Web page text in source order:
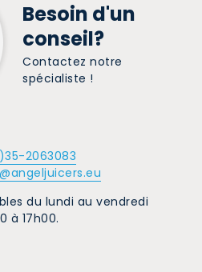
Besoin d'un
conseil?
Contactez notre
spécialiste !
2063083
du lundi au vendredi
à 17h00.